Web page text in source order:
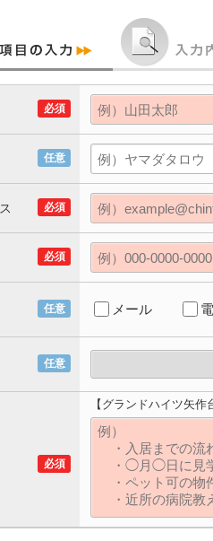
必須
任意
必須
必須
任意 メール
任意
必須
【グランドハイツ⽮作